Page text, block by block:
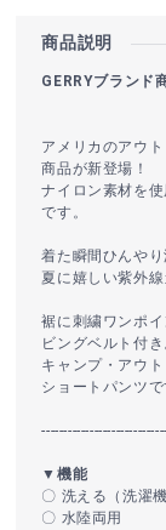
商品説明
GERRYブランド
アメリカのアウ
商品が新登場！
ナイロン素材を
です。
着た瞬間ひんやり
夏に嬉しい紫外
裾に刺繍ワンポ
ビングベルト付き
キャンプ・アウ
ショートパンツで
▼機能
〇 洗える（洗濯
〇 水陸両用